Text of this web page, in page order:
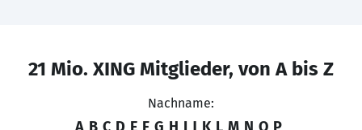
21 Mio. XING Mitglieder, von A bis Z
Nachname:
A B C D E F G H I J K L M N O P